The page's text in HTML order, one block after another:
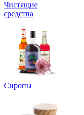
Чистящие
средства
Сиропы